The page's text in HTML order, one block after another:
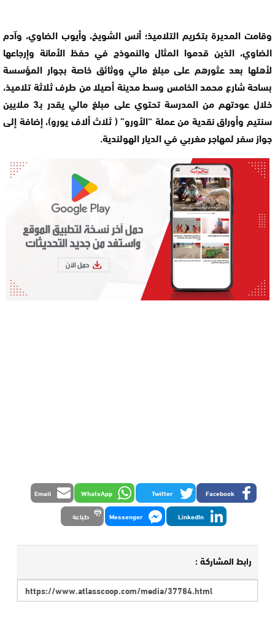
وقامت المديرة بتكريم التلاميذ؛ أنس الشويخ، وأيوب الضاوي، وآدم
الضاوي، الذين قدموا المثال والنموذج في حفظ الأمانة وإرجاعها
لأهلها بعد عثورهم على مبلغ مالي ووثائق خاصة بجوار المؤسسة
بساحة شارع محمد الخامس وسط مدينة أصيلا من طرف ثلاثة تلاميذ،
خلال عودتهم من المدرسة تحتوي على مبلغ مالي يقدر بـ3 ملايين
سنتيم وأوراق نقدية من عملة “الأورو” ( ثلاث ألاف يورو)، إضافة إلى
جواز سفر لمهاجر مغربي في الديار الهولندية.
Facebook
Twitter
WhatsApp
Email
LinkedIn
Messenger طباعة
رابط المشاركة :